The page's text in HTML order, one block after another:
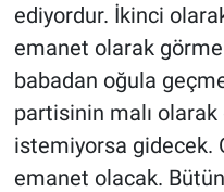
ediyordur. İkinci
emanet olarak
babadan oğula
partisinin malı
istemiyorsa gidecek.
emanet olacak.